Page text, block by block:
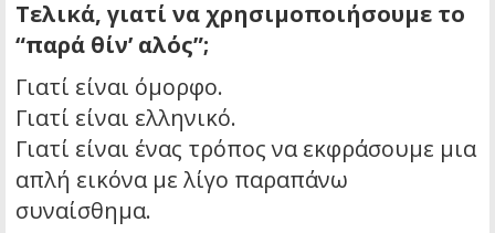
Τελικά, γιατί να χρησιμοποιήσουμε το
“παρά θίν’ αλός”;
Γιατί είναι όμορφο.
Γιατί είναι ελληνικό.
Γιατί είναι ένας τρόπος να εκφράσουμε μια
απλή εικόνα με λίγο παραπάνω
συναίσθημα.